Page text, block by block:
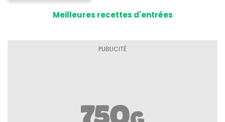
Meilleures recettes d'entrées